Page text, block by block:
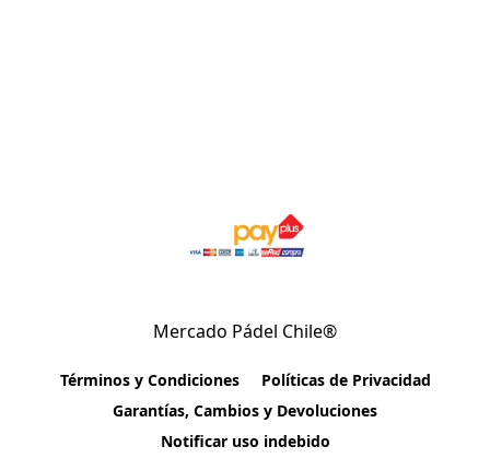
Mercado Pádel Chile®
Términos y Condiciones
Políticas de Privacidad
Garantías, Cambios y Devoluciones
Notificar uso indebido